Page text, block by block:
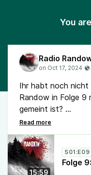
You
Ihr habt noch nicht
Randow in Folge 9
gemeint ist?
Alles hängt mit
früheren Folgen
was gerade
15:59
S01:E09
Folge